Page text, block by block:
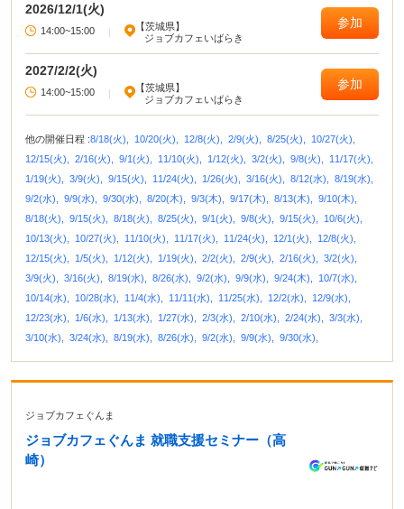
2026/12/1(火)
14:00~15:00 |
【茨城県】
ジョブカフェいばらき
参加
2027/2/2(火)
14:00~15:00 |
【茨城県】
ジョブカフェいばらき
参加
他の開催日程 :8/18(火), 10/20(火), 12/8(火), 2/9(火), 8/25(火),
10/27(火),
12/15(火),
2/16(火), 9/1(火), 11/10(火), 1/12(火), 3/2(火), 9/8(火),
11/17(火),
1/19(火),
3/9(火), 9/15(火), 11/24(火), 1/26(火), 3/16(火), 8/12(水),
8/19(水),
9/2(水),
9/9(水), 9/30(水), 8/20(木), 9/3(木), 9/17(木), 8/13(木),
9/10(木),
8/18(火),
9/15(火), 8/18(火), 8/25(火), 9/1(火), 9/8(火), 9/15(火),
10/6(火),
10/13(火),
10/27(火), 11/10(火), 11/17(火), 11/24(火), 12/1(火),
12/8(火),
12/15(火),
1/5(火), 1/12(火), 1/19(火), 2/2(火), 2/9(火), 2/16(火),
3/2(火),
3/9(火),
3/16(火), 8/19(水), 8/26(水), 9/2(水), 9/9(水), 9/24(木),
10/7(水),
10/14(水),
10/28(水), 11/4(水), 11/11(水), 11/25(水), 12/2(水),
12/9(水),
12/23(水),
1/6(水), 1/13(水), 1/27(水), 2/3(水), 2/10(水), 2/24(水),
3/3(水),
3/10(水),
3/24(水), 8/19(水), 8/26(水), 9/2(水), 9/9(水), 9/30(水),
ジョブカフェぐんま
ジョブカフェぐんま 就職支援セミナー（高
崎）